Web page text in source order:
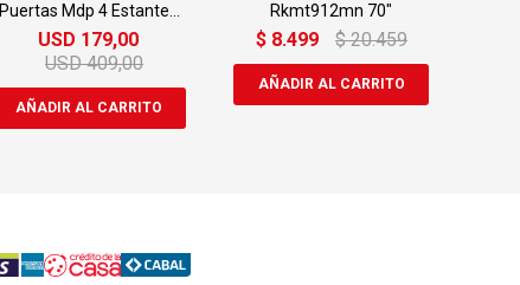
Puertas Mdp 4 Estantes
Blm2p805mn
USD 179,00
USD 409,00
Rkmt912mn 70"
$ 8.499 $ 20.459